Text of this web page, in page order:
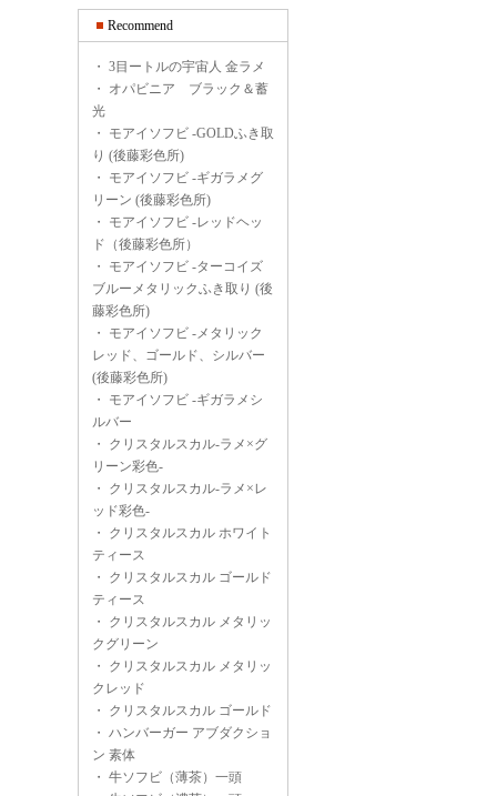
Recommend
・ 3目ートルの宇宙人 金ラメ
・ オパビニア ブラック＆蓄
光
・ モアイソフビ -GOLDふき取
り (後藤彩色所)
・ モアイソフビ -ギガラメグ
リーン (後藤彩色所)
・ モアイソフビ -レッドヘッ
ド（後藤彩色所）
・ モアイソフビ -ターコイズ
ブルーメタリックふき取り (後
藤彩色所)
・ モアイソフビ -メタリック
レッド、ゴールド、シルバー
(後藤彩色所)
・ モアイソフビ -ギガラメシ
ルバー
・ クリスタルスカル-ラメ×グ
リーン彩色-
・ クリスタルスカル-ラメ×レ
ッド彩色-
・ クリスタルスカル ホワイト
ティース
・ クリスタルスカル ゴールド
ティース
・ クリスタルスカル メタリッ
クグリーン
・ クリスタルスカル メタリッ
クレッド
・ クリスタルスカル ゴールド
・ ハンバーガー アブダクショ
ン 素体
・ 牛ソフビ（薄茶）一頭